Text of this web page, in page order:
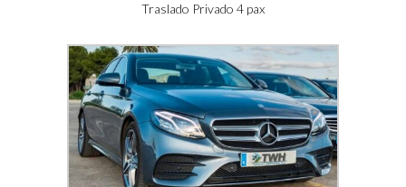
Traslado Privado 4 pax